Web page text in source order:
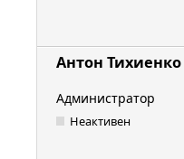
Антон Тихиенко
Администратор
Неактивен